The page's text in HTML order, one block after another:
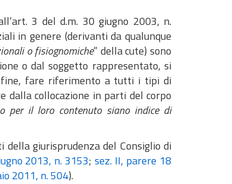
3 del d.m. 30 giugno 2003, n.
in genere (derivanti da qualunque
o fisiognomiche” della cute) sono
o dal soggetto rappresentato, si
fine, fare riferimento a tutti i tipi di
collocazione in parti del corpo
per il loro contenuto siano indice di
giurisprudenza del Consiglio di
2013, n. 3153;sez. II, parere 18
2011, n. 504).